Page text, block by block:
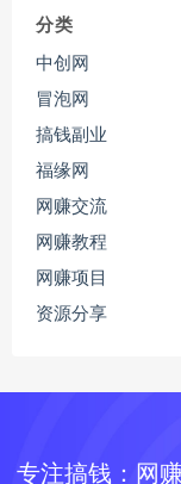
分类
中创网
冒泡网
搞钱副业
福缘网
网赚交流
网赚教程
网赚项目
资源分享
专注搞钱：网